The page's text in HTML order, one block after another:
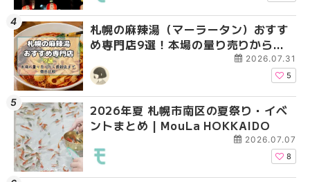
札幌の麻辣湯（マーラータン）おすす
め専門店9選！本場の量り売りから最
新店まで徹底比較 | MouLa
HOKKAIDO
2026.07.31
5
2026年夏 札幌市南区の夏祭り・イベ
ントまとめ | MouLa HOKKAIDO
2026.07.07
8
2026年夏 札幌市手稲
ベントまとめ |
2026年夏 札幌市白石
ベントまとめ |
2026年夏 札幌市西区
ントまとめ | MouLa
2026年夏 札幌市手稲
ベントまとめ |